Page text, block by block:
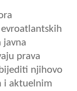
javna
prava
njihovo
i aktuelnim